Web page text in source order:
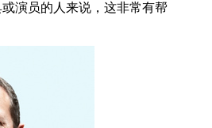
演员的人来说，这非常有帮